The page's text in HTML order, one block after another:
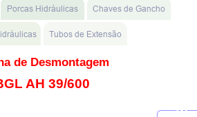
de Desmontagem
AH 39/600